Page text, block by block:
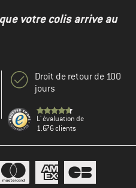
votre colis arrive au
Droit de retour de 100
jours
L' évaluation de
1.676 clients